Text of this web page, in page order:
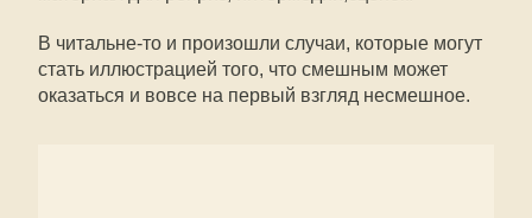
В читальне-то и произошли случаи, которые могут
стать иллюстрацией того, что смешным может
оказаться и вовсе на первый взгляд несмешное.